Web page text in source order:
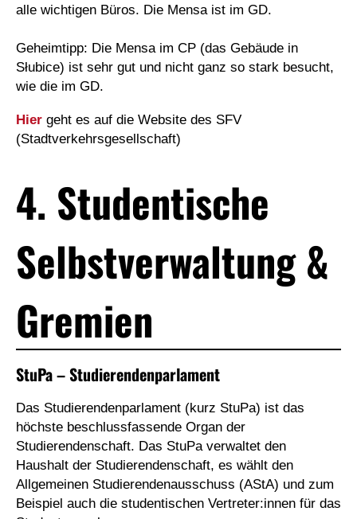
alle wichtigen Büros. Die Mensa ist im GD.
Geheimtipp: Die Mensa im CP (das Gebäude in
Słubice) ist sehr gut und nicht ganz so stark besucht,
wie die im GD.
Hier geht es auf die Website des SFV
(Stadtverkehrsgesellschaft)
4. Studentische
Selbstverwaltung &
Gremien
StuPa – Studierendenparlament
Das Studierendenparlament (kurz StuPa) ist das
höchste beschlussfassende Organ der
Studierendenschaft. Das StuPa verwaltet den
Haushalt der Studierendenschaft, es wählt den
Allgemeinen Studierendenausschuss (AStA) und zum
Beispiel auch die studentischen Vertreter:innen für das